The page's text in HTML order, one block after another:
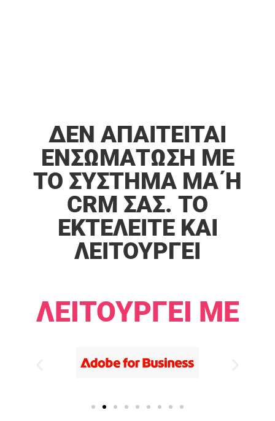
ΔΕΝ ΑΠΑΙΤΕΊΤΑΙ
ΕΝΣΩΜΆΤΩΣΗ ΜΕ
ΤΟ ΣΎΣΤΗΜΑ MA Ή C
RM ΣΑΣ. ΤΟ Ε
ΚΤΕΛΕΊΤΕ ΚΑΙ Λ
ΕΙΤΟΥΡΓΕΊ​​
ΛΕΙΤΟΥΡΓΕΊ ΜΕ​​